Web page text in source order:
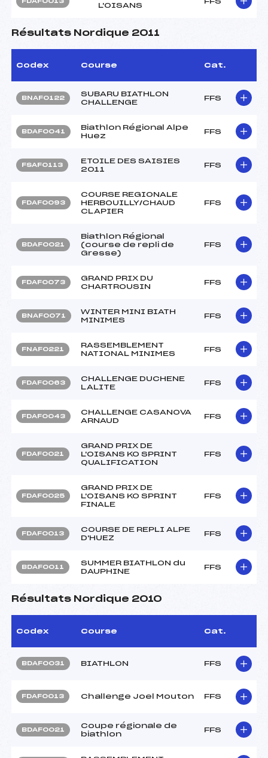
L'OISANS
Résultats Nordique 2011
Codex Course Cat.
BNAF0122
SUBARU BIATHLON
CHALLENGE
FFS
BDAF0041
Biathlon Régional Alpe
Huez
FFS
FSAF0113
ETOILE DES SAISIES
2011
FFS
FDAF0093
COURSE REGIONALE
HERBOUILLY/CHAUD
CLAPIER
FFS
BDAF0021
Biathlon Régional
(course de repli de
Gresse)
FFS
FDAF0073
GRAND PRIX DU
CHARTROUSIN
FFS
BNAF0071
WINTER MINI BIATH
MINIMES
FFS
FNAF0221
RASSEMBLEMENT
NATIONAL MINIMES
FFS
FDAF0063
CHALLENGE DUCHENE
LALITE
FFS
FDAF0043
CHALLENGE CASANOVA
ARNAUD
FFS
FDAF0021
GRAND PRIX DE
L'OISANS KO SPRINT
QUALIFICATION
FFS
FDAF0025
GRAND PRIX DE
L'OISANS KO SPRINT
FINALE
FFS
FDAF0013
COURSE DE REPLI ALPE
D'HUEZ
FFS
BDAF0011
SUMMER BIATHLON du
DAUPHINE
FFS
Résultats Nordique 2010
Codex Course Cat.
BDAF0031 BIATHLON FFS
FDAF0013 Challenge Joel Mouton FFS
BDAF0021
Coupe régionale de
biathlon
FFS